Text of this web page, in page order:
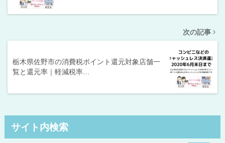
次の記事
栃木県佐野市の消費税ポイント還元対象店舗一
覧と還元率｜軽減税率…
サイト内検索